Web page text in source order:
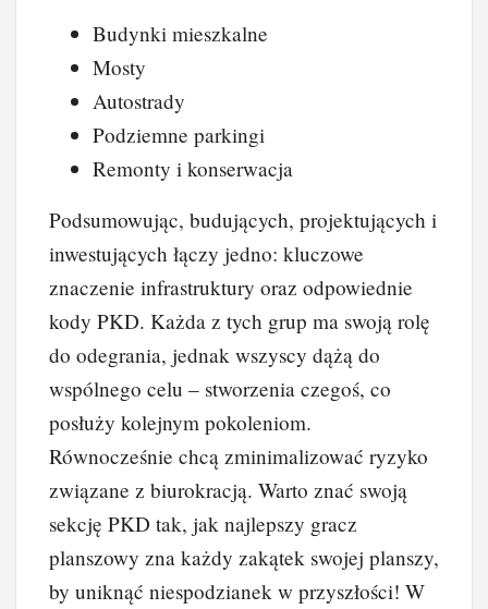
Budynki mieszkalne
Mosty
Autostrady
Podziemne parkingi
Remonty i konserwacja
Podsumowując, budujących, projektujących i
inwestujących łączy jedno: kluczowe
znaczenie infrastruktury oraz odpowiednie
kody PKD. Każda z tych grup ma swoją rolę
do odegrania, jednak wszyscy dążą do
wspólnego celu – stworzenia czegoś, co
posłuży kolejnym pokoleniom.
Równocześnie chcą zminimalizować ryzyko
związane z biurokracją. Warto znać swoją
sekcję PKD tak, jak najlepszy gracz
planszowy zna każdy zakątek swojej planszy,
by uniknąć niespodzianek w przyszłości! W